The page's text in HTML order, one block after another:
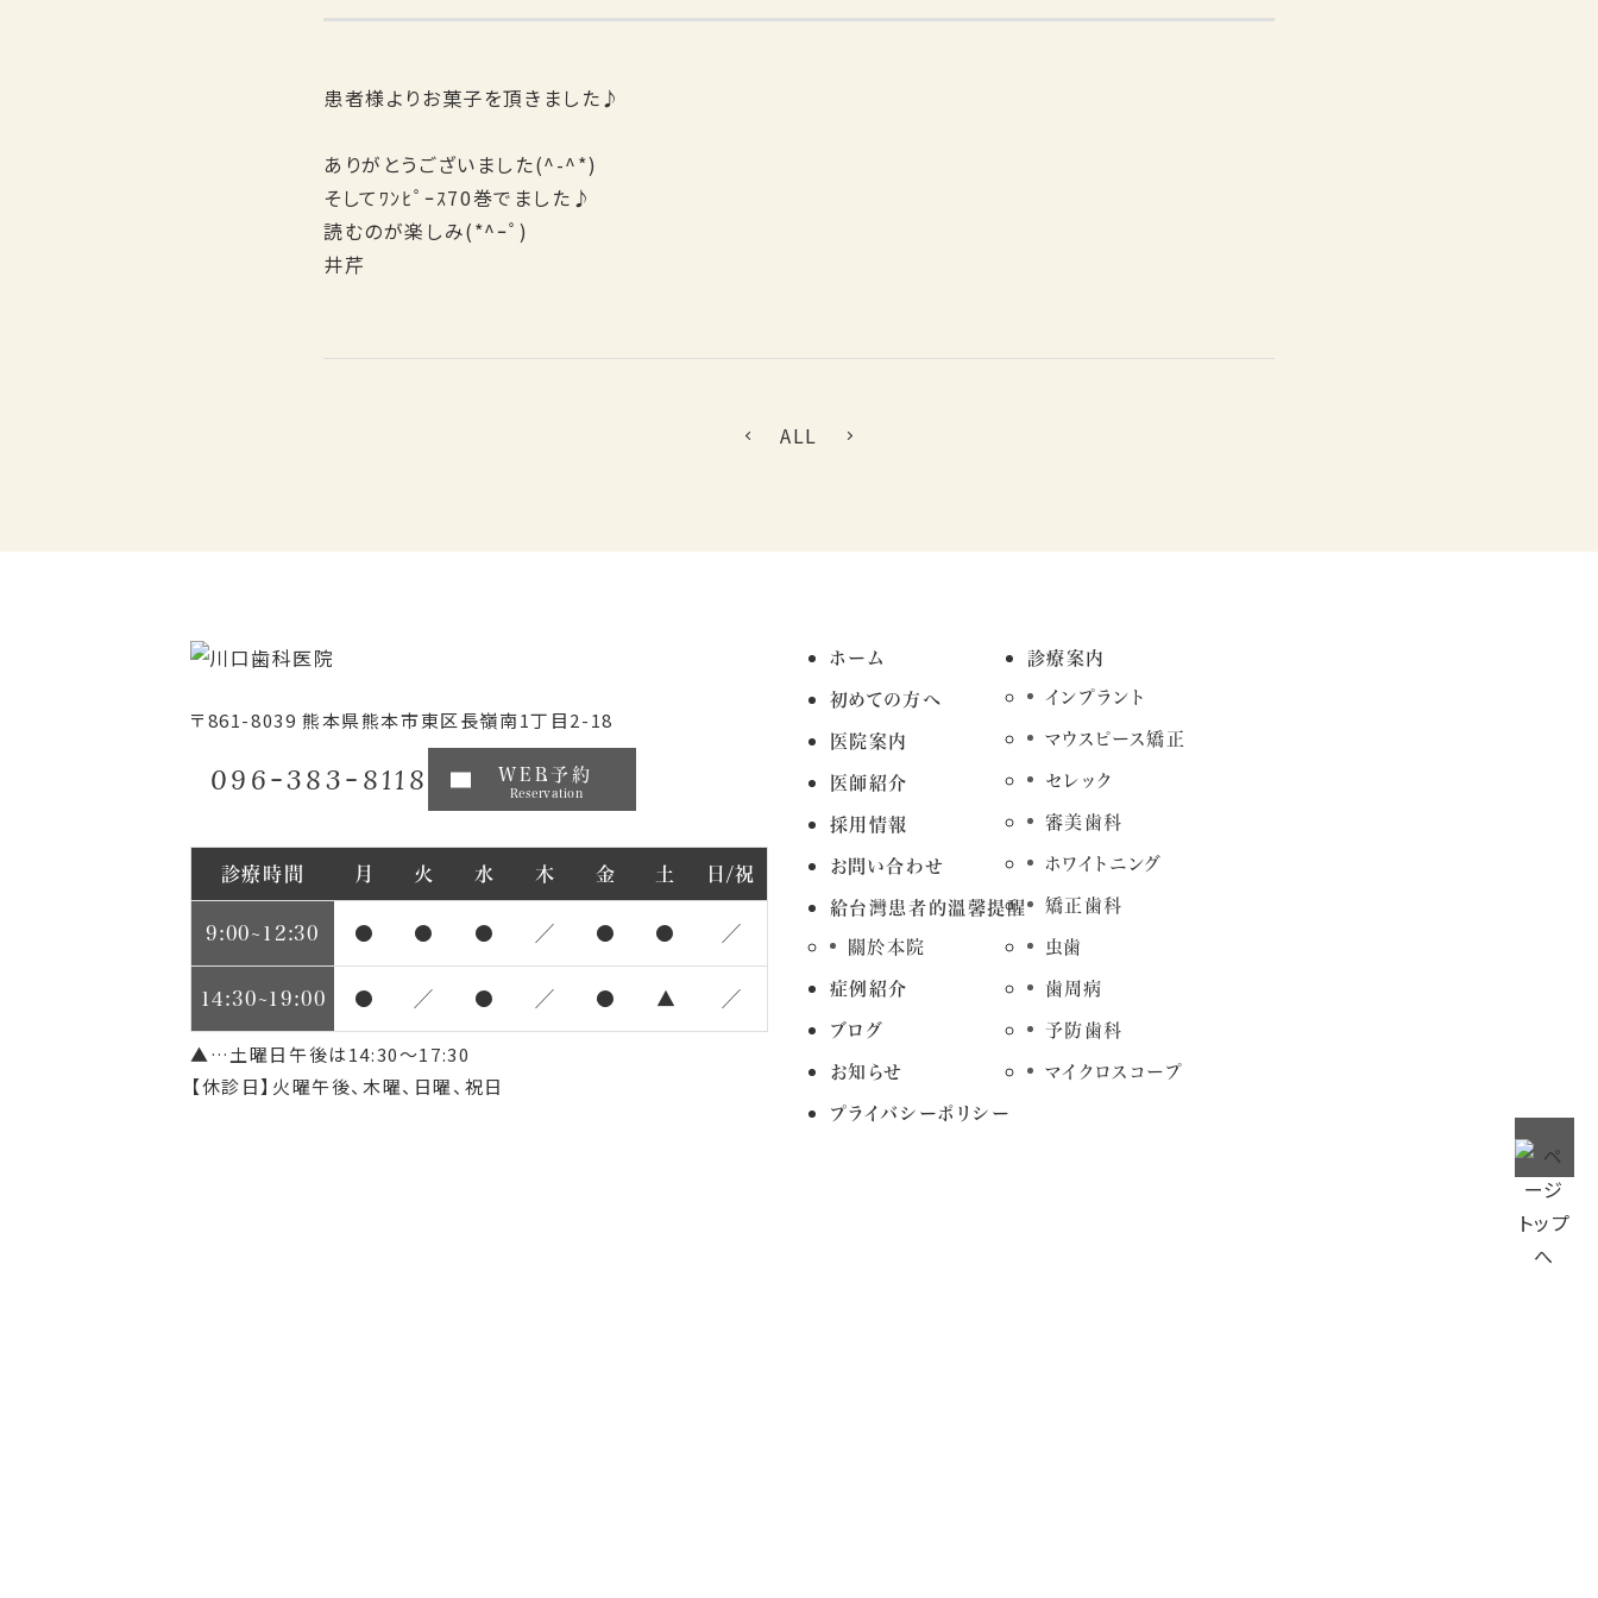
患者様よりお菓子を頂きました♪
ありがとうございました(^-^*)
そしてﾜﾝﾋﾟｰｽ70巻でました♪
読むのが楽しみ(*^ｰﾟ)
井芹
ALL
〒861-8039 熊本県熊本市東区長嶺南1丁目2-18
096-383-8118 WEB予約
Reservation
診療時間 月 火 水 木 金 土 日/祝
9:00~12:30 ● ● ● ／ ● ● ／
14:30~19:00 ● ／ ● ／ ● ▲ ／
▲…土曜日午後は14:30～17:30
【休診日】火曜午後、木曜、日曜、祝日
ホーム
初めての方へ
医院案内
医師紹介
採用情報
お問い合わせ
給台灣患者的溫馨提醒
關於本院
症例紹介
ブログ
お知らせ
プライバシーポリシー
診療案内
インプラント
マウスピース矯正
セレック
審美歯科
ホワイトニング
矯正歯科
虫歯
歯周病
予防歯科
マイクロスコープ